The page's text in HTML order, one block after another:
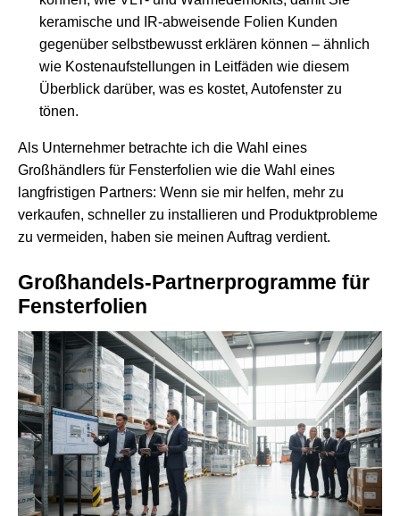
keramische und IR-abweisende Folien Kunden
gegenüber selbstbewusst erklären können – ähnlich
wie Kostenaufstellungen in Leitfäden wie diesem
Überblick darüber, was es kostet, Autofenster zu
tönen.
Als Unternehmer betrachte ich die Wahl eines
Großhändlers für Fensterfolien wie die Wahl eines
langfristigen Partners: Wenn sie mir helfen, mehr zu
verkaufen, schneller zu installieren und Produktprobleme
zu vermeiden, haben sie meinen Auftrag verdient.
Großhandels-Partnerprogramme für
Fensterfolien